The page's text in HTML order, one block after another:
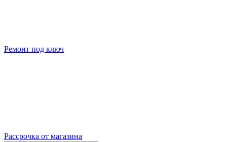
Ремонт под ключ
Рассрочка от магазина